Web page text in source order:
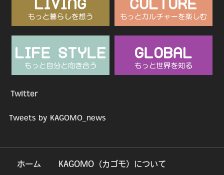
Twitter
Tweets by KAGOMO_news
ホーム KAGOMO（カゴモ）について